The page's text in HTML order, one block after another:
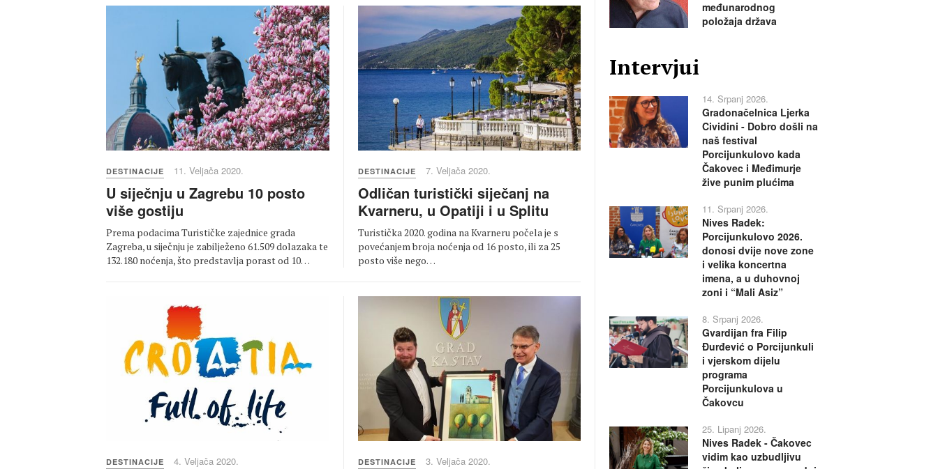
DESTINACIJE 11. Veljača 2020.
U siječnju u Zagrebu 10 posto
više gostiju
Prema podacima Turističke zajednice grada
Zagreba, u siječnju je zabilježeno 61.509 dolazaka te
132.180 noćenja, što predstavlja porast od 10…
DESTINACIJE 7. Veljača 2020.
Odličan turistički siječanj na
Kvarneru, u Opatiji i u Splitu
Turistička 2020. godina na Kvarneru počela je s
povećanjem broja noćenja od 16 posto, ili za 25
posto više nego…
DESTINACIJE 4. Veljača 2020. DESTINACIJE 3. Veljača 2020.
međunarodnog
položaja država
Intervjui
14. Srpanj 2026.
Gradonačelnica Ljerka
Cividini - Dobro došli na
naš festival
Porcijunkulovo kada
Čakovec i Međimurje
žive punim plućima
11. Srpanj 2026.
Nives Radek:
Porcijunkulovo 2026.
donosi dvije nove zone
i velika koncertna
imena, a u duhovnoj
zoni i “Mali Asiz”
8. Srpanj 2026.
Gvardijan fra Filip
Đurđević o Porcijunkuli
i vjerskom dijelu
programa
Porcijunkulova u
Čakovcu
25. Lipanj 2026.
Nives Radek - Čakovec
vidim kao uzbudljivu